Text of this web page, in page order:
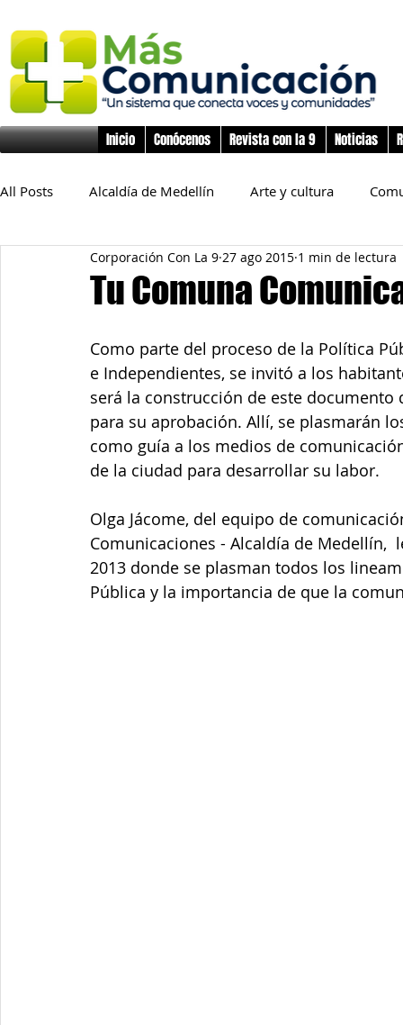
Inicio Conócenos Revista con la 9 Noticias
All Posts Alcaldía de Medellín Arte y cultura
Educación Derechos Humanos Deporte
Junta de Acción Comunal Juventud LGBTIQ+
Medio ambiente Movilidad Mujeres
Salud mental Secretaría de Salud Sociedad
Tu Comuna
Corporación Con La 9 27 ago 2015 1 min de lectura
Como parte del proceso de la Política
e Independientes, se invitó a los
será la construcción de este
para su aprobación. Allí, se plasmarán
como guía a los medios de
de la ciudad para desarrollar su labor.
Olga Jácome, del equipo de
Comunicaciones - Alcaldía de Medellín,
2013 donde se plasman todos los
Pública y la importancia de que la